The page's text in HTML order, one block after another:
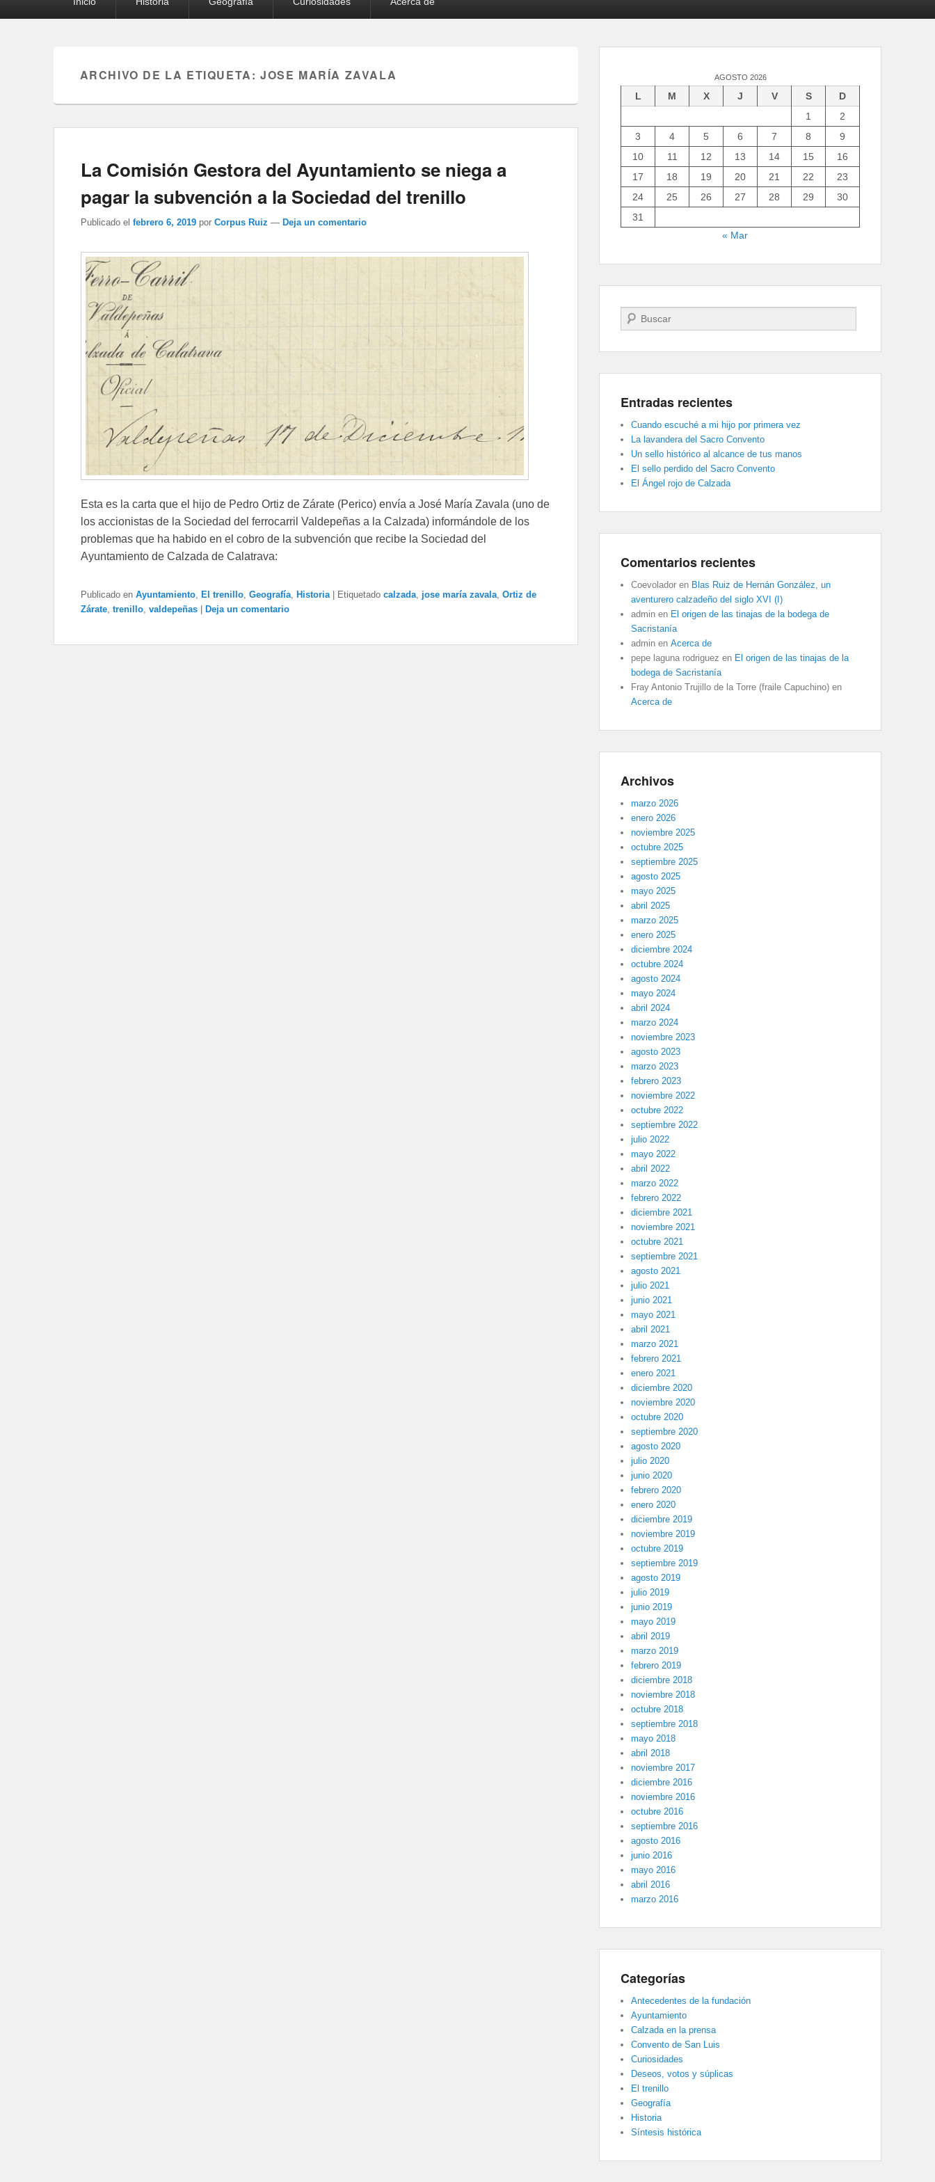
ARCHIVO DE LA ETIQUETA:JOSE MARÍA ZAVALA
La Comisión Gestora del Ayuntamiento se niega a
pagar la subvención a la Sociedad del trenillo
Publicado el febrero 6, 2019 por Corpus Ruiz — Deja un comentario
Esta es la carta que el hijo de Pedro Ortiz de Zárate (Perico) envía a José María Zavala (uno de
los accionistas de la Sociedad del ferrocarril Valdepeñas a la Calzada) informándole de los
problemas que ha habido en el cobro de la subvención que recibe la Sociedad del
Ayuntamiento de Calzada de Calatrava:
Publicado en Ayuntamiento El trenillo Geografía Historia | Etiquetado calzada jose maría zavala Ortiz de
Zárate trenillo valdepeñas | Deja un comentario
AGOSTO 2026
L M X J V S
D
1
2
3
4 5 6 7 8
9
10
11 12 13 14 15
16
17
18 19 20 21 22
23
24
25 26 27 28 29
30
31
« Mar
Buscar
Entradas recientes
Cuando escuché a mi hijo por primera vez
La lavandera del Sacro Convento
Un sello histórico al alcance de tus manos
El sello perdido del Sacro Convento
El Ángel rojo de Calzada
Comentarios recientes
Coevolador en Blas Ruiz de Hernán González, un
aventurero calzadeño del siglo XVI (I)
admin en El origen de las tinajas de la bodega de
Sacristanía
admin en Acerca de
pepe laguna rodriguez en El origen de las tinajas de la
bodega de Sacristanía
Fray Antonio Trujillo de la Torre (fraile Capuchino) en
Acerca de
Archivos
marzo 2026
enero 2026
noviembre 2025
octubre 2025
septiembre 2025
agosto 2025
mayo 2025
abril 2025
marzo 2025
enero 2025
diciembre 2024
octubre 2024
agosto 2024
mayo 2024
abril 2024
marzo 2024
noviembre 2023
agosto 2023
marzo 2023
febrero 2023
noviembre 2022
octubre 2022
septiembre 2022
julio 2022
mayo 2022
abril 2022
marzo 2022
febrero 2022
diciembre 2021
noviembre 2021
octubre 2021
septiembre 2021
agosto 2021
julio 2021
junio 2021
mayo 2021
abril 2021
marzo 2021
febrero 2021
enero 2021
diciembre 2020
noviembre 2020
octubre 2020
septiembre 2020
agosto 2020
julio 2020
junio 2020
febrero 2020
enero 2020
diciembre 2019
noviembre 2019
octubre 2019
septiembre 2019
agosto 2019
julio 2019
junio 2019
mayo 2019
abril 2019
marzo 2019
febrero 2019
diciembre 2018
noviembre 2018
octubre 2018
septiembre 2018
mayo 2018
abril 2018
noviembre 2017
diciembre 2016
noviembre 2016
octubre 2016
septiembre 2016
agosto 2016
junio 2016
mayo 2016
abril 2016
marzo 2016
Categorías
Antecedentes de la fundación
Ayuntamiento
Calzada en la prensa
Convento de San Luis
Curiosidades
Deseos, votos y súplicas
El trenillo
Geografía
Historia
Síntesis histórica